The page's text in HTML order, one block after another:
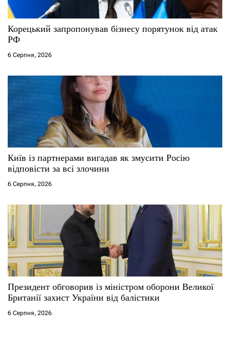
Корецький запропонував бізнесу порятунок від атак
РФ
6 Серпня, 2026
Київ із партнерами вигадав як змусити Росію
відповісти за всі злочини
6 Серпня, 2026
Президент обговорив із міністром оборони Великої
Британії захист України від балістики
6 Серпня, 2026